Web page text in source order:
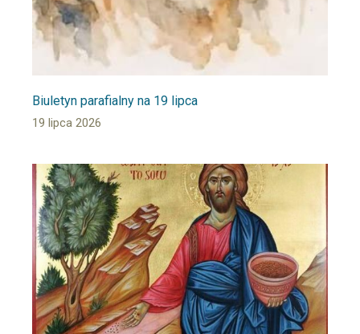
Biuletyn parafialny na 19 lipca
19 lipca 2026